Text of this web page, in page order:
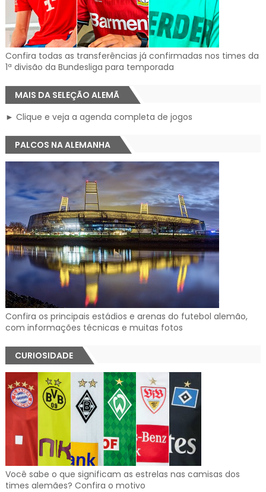
Confira todas as transferências já confirmadas nos times da
1ª divisão da Bundesliga para temporada
MAIS DA SELEÇÃO ALEMÃ
► Clique e veja a agenda completa de jogos
PALCOS NA ALEMANHA
Confira os principais estádios e arenas do futebol alemão,
com informações técnicas e muitas fotos
CURIOSIDADE
Você sabe o que significam as estrelas nas camisas dos
times alemães? Confira o motivo